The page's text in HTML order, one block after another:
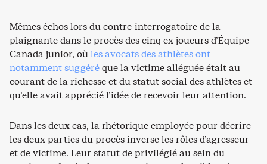
Mêmes échos lors du contre-interrogatoire de la
plaignante dans le procès des cinq ex-joueurs d’Équipe
Canada junior, oùles avocats des athlètes ont
notamment suggéréque la victime alléguée était au
courant de la richesse et du statut social des athlètes et
qu’elle avait apprécié l’idée de recevoir leur attention.
Dans les deux cas, la rhétorique employée pour décrire
les deux parties du procès inverse les rôles d’agresseur
et de victime. Leur statut de privilégié au sein du